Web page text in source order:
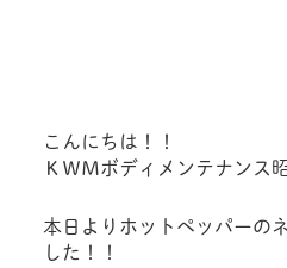
こんにちは！！
ＫＷＭボディメンテナンス
本日よりホットペッパーの
した！！